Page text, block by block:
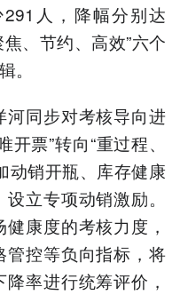
人，降幅分别达
、节约、高效”六个
。
同步对考核导向进
票”转向“重过程、
动销开瓶、库存健康
立专项动销激励。
康度的考核力度，
控等负向指标，将
率进行统筹评价，